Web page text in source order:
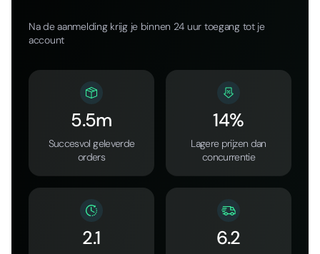
Na de aanmelding krijg je binnen 24 uur toegang tot je
account
5.5m
Succesvol geleverde
orders
14%
Lagere prijzen dan
concurrentie
2.1 6.2